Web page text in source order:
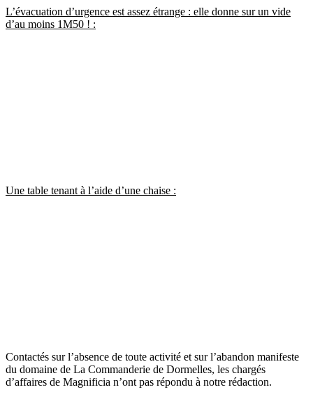
L’évacuation d’urgence est assez étrange : elle donne sur un vide
d’au moins 1M50 ! :
Une table tenant à l’aide d’une chaise :
Contactés sur l’absence de toute activité et sur l’abandon manifeste
du domaine de La Commanderie de Dormelles, les chargés
d’affaires de Magnificia n’ont pas répondu à notre rédaction.